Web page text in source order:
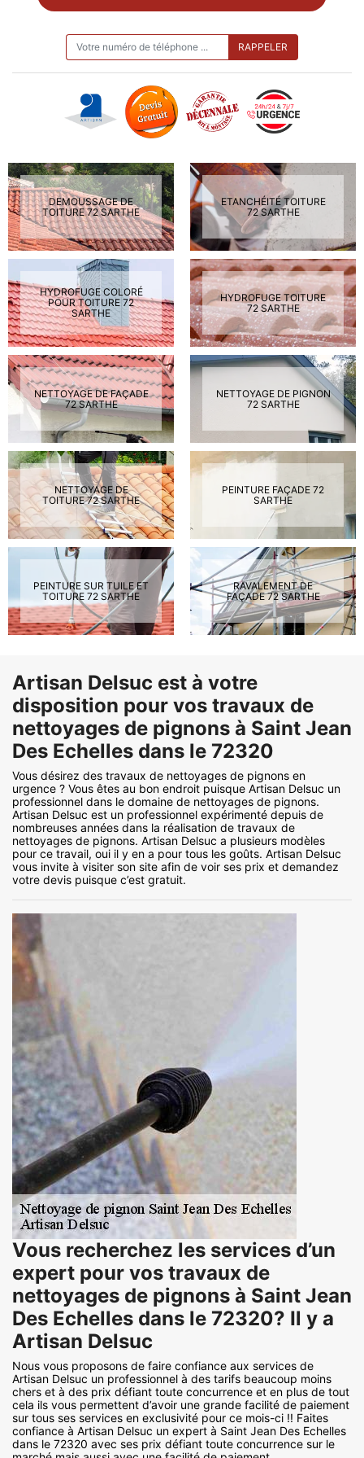
DEMOUSSAGE DE
TOITURE 72 SARTHE
ETANCHÉITÉ TOITURE
72 SARTHE
HYDROFUGE COLORÉ
POUR TOITURE 72
SARTHE
HYDROFUGE TOITURE
72 SARTHE
NETTOYAGE DE FAÇADE
72 SARTHE
NETTOYAGE DE PIGNON
72 SARTHE
NETTOYAGE DE
TOITURE 72 SARTHE
PEINTURE FAÇADE 72
SARTHE
PEINTURE SUR TUILE ET
TOITURE 72 SARTHE
RAVALEMENT DE
FAÇADE 72 SARTHE
Artisan Delsuc est à votre
disposition pour vos travaux de
nettoyages de pignons à Saint Jean
Des Echelles dans le 72320
Vous désirez des travaux de nettoyages de pignons en
urgence ? Vous êtes au bon endroit puisque Artisan Delsuc un
professionnel dans le domaine de nettoyages de pignons.
Artisan Delsuc est un professionnel expérimenté depuis de
nombreuses années dans la réalisation de travaux de
nettoyages de pignons. Artisan Delsuc a plusieurs modèles
pour ce travail, oui il y en a pour tous les goûts. Artisan Delsuc
vous invite à visiter son site afin de voir ses prix et demandez
votre devis puisque c’est gratuit.
Vous recherchez les services d’un
expert pour vos travaux de
nettoyages de pignons à Saint Jean
Des Echelles dans le 72320? Il y a
Artisan Delsuc
Nous vous proposons de faire confiance aux services de
Artisan Delsuc un professionnel à des tarifs beaucoup moins
chers et à des prix défiant toute concurrence et en plus de tout
cela ils vous permettent d’avoir une grande facilité de paiement
sur tous ses services en exclusivité pour ce mois-ci !! Faites
confiance à Artisan Delsuc un expert à Saint Jean Des Echelles
dans le 72320 avec ses prix défiant toute concurrence sur le